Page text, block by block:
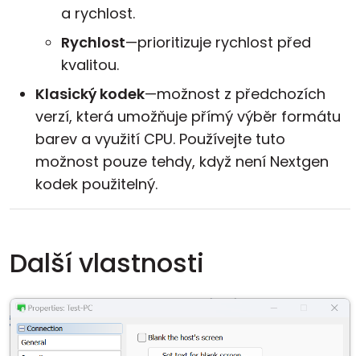
a rychlost.
Rychlost—prioritizuje rychlost před
kvalitou.
Klasický kodek—možnost z předchozích
verzí, která umožňuje přímý výběr formátu
barev a využití CPU. Používejte tuto
možnost pouze tehdy, když není Nextgen
kodek použitelný.
Další vlastnosti